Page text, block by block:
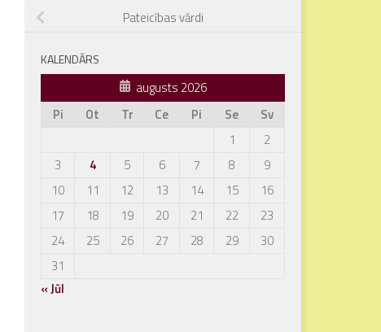
Pateicības vārdi
KALENDĀRS
augusts 2026
Pi
Ot Tr Ce Pi Se
Sv
1
2
3
4 5 6 7 8
9
10
11 12 13 14 15
16
17
18 19 20 21 22
23
24
25 26 27 28 29
30
31
« Jūl